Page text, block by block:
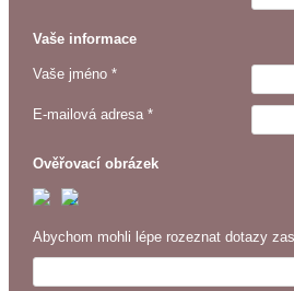
Vaše informace
Vaše jméno *
E-mailová adresa *
Ověřovací obrázek
Abychom mohli lépe rozeznat dotazy